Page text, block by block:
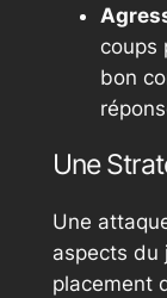
coups
bon
Une
Une
aspects du
placement